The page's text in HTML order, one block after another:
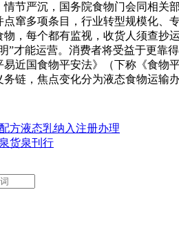
节严沉，国务院食物门会同相关
窜多项条目，行业转型规模化、
物，每个都有监视，收货人须查抄
”才能运营。消费者将受益于更靠
易近国食物平安法》（下称《食物
链，焦点变化分为液态食物运输
方液态乳纳入注册办理
货泉刊行